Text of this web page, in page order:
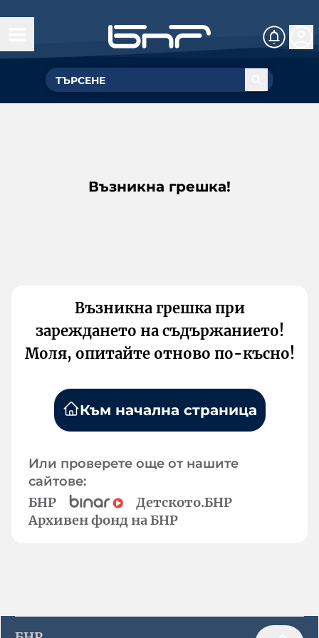
Възникна грешка!
Възникна грешка при
зареждането на съдържанието!
Моля, опитайте отново по-късно!
Към начална страница
Или проверете още от нашите
сайтове:
БНР
Детското.БНР
Архивен фонд на БНР